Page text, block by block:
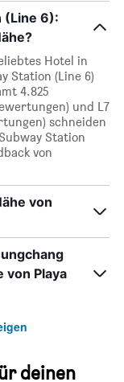
(Line 6):
Hotel in
Station (Line 6)
4.825
und L7
schneiden
Station
von
von
von Playa
deinen